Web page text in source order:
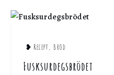
❥ Recept, Bröd
Fusksurdegsbrödet